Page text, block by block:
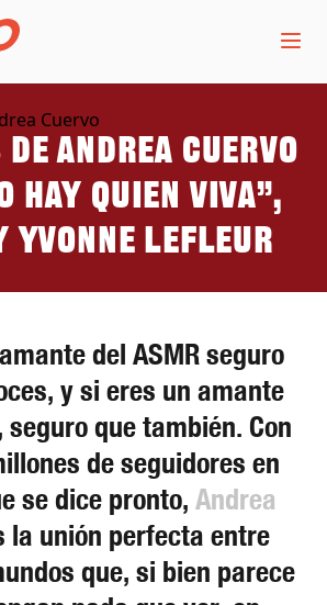
de Andrea Cuervo
hay quien viva”,
Yvonne LeFleur
del ASMR seguro
y si eres un amante
seguro que también. Con
de seguidores en
se dice pronto, Andrea
la unión perfecta entre
que, si bien parece